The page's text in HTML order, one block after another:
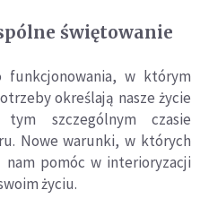
świętowanie
funkcjonowania, w którym
określają nasze życie
szczególnym czasie
Nowe warunki, w których
pomóc w interioryzacji
życiu.